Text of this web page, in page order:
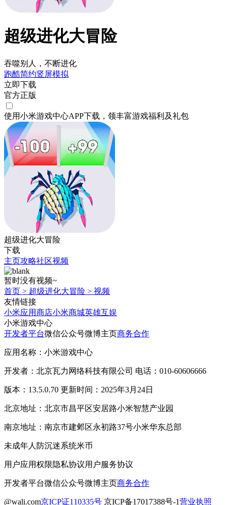
超级进化大冒险
吞噬别人，不断进化
跑酷简约竖屏模拟
立即下载
官方正版
使用小米游戏中心APP下载 ，领丰富游戏福利 及礼包
超级进化大冒险
下载
主页攻略社区视频
暂时没有视频~
首页 > 超级进化大冒险 > 视频
友情链接
小米应用商店小米商城英雄互娱
小米游戏中心
开发者平台微信公众号微博主页商务合作
应用名称：小米游戏中心
开发者：北京瓦力网络科技有限公司 电话：010-60606666
版本：13.5.0.70 更新时间：2025年3月24日
北京地址：北京市昌平区安居路小米智慧产业园
南京地址：南京市建邺区永初路37号小米华东总部
未成年人防沉迷系统米币
用户应用权限隐私协议用户服务协议
开发者平台微信公众号微博主页商务合作
@wali.com京ICP证110335号 京ICP备17017388号-1营业执照